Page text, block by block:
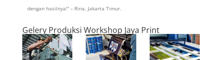
dengan hasilnya!” – Rina, Jakarta Timur.
Gelery Produksi Workshop Jaya Print